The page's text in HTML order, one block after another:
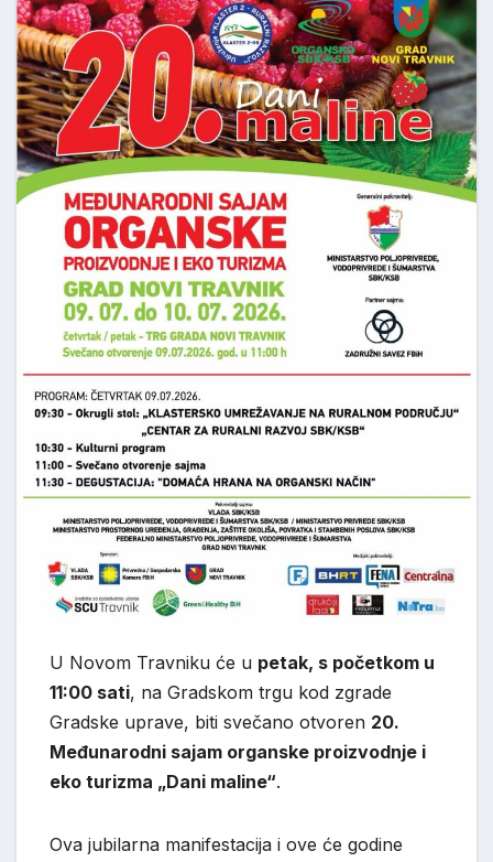
U Novom Travniku će u petak, s početkom u
11:00 sati, na Gradskom trgu kod zgrade
Gradske uprave, biti svečano otvoren 20.
Međunarodni sajam organske proizvodnje i
eko turizma „Dani maline“.
Ova jubilarna manifestacija i ove će godine